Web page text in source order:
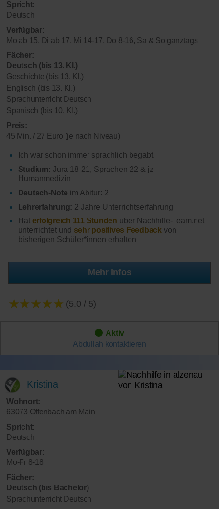
Spricht:
Deutsch
Verfügbar:
Mo ab 15, Di ab 17, Mi 14-17, Do 8-16, Sa & So ganztags
Fächer:
Deutsch (bis 13. Kl.)
Geschichte (bis 13. Kl.)
Englisch (bis 13. Kl.)
Sprachunterricht Deutsch
Spanisch (bis 10. Kl.)
Preis:
45 Min. / 27 Euro (je nach Niveau)
Ich war schon immer sprachlich begabt.
Studium: Jura 18-21, Sprachen 22 & jz
Humanmedizin
Deutsch-Note im Abitur: 2
Lehrerfahrung: 2 Jahre Unterrichtserfahrung
Hat erfolgreich 111 Stunden über Nachhilfe-Team.net
unterrichtet und sehr positives Feedback von
bisherigen Schüler*innen erhalten
Mehr Infos
★★★★★ (5.0 / 5)
Aktiv
Abdullah kontaktieren
Kristina
Wohnort:
63073 Offenbach am Main
Spricht:
Deutsch
Verfügbar:
Mo-Fr 8-18
Fächer:
Deutsch (bis Bachelor)
Sprachunterricht Deutsch